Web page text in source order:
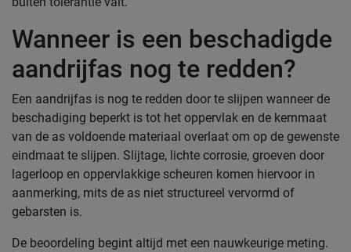
Wanneer is een beschadigde
aandrijfas nog te redden?
Een aandrijfas is nog te redden door te slijpen wanneer de
beschadiging beperkt is tot het oppervlak en de kernmaat
van de as voldoende materiaal overlaat om op de gewenste
eindmaat te slijpen. Slijtage, lichte corrosie, groeven door
lagerloop en oppervlakkige scheuren komen hiervoor in
aanmerking, mits de as niet structureel vervormd of
gebarsten is.
De beoordeling begint altijd met een nauwkeurige meting.